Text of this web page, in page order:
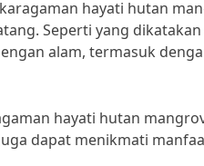
hayati hutan
Seperti yang
alam, termasuk
hayati hutan
dapat menikmati